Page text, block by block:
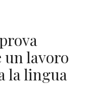
un lavoro
la lingua